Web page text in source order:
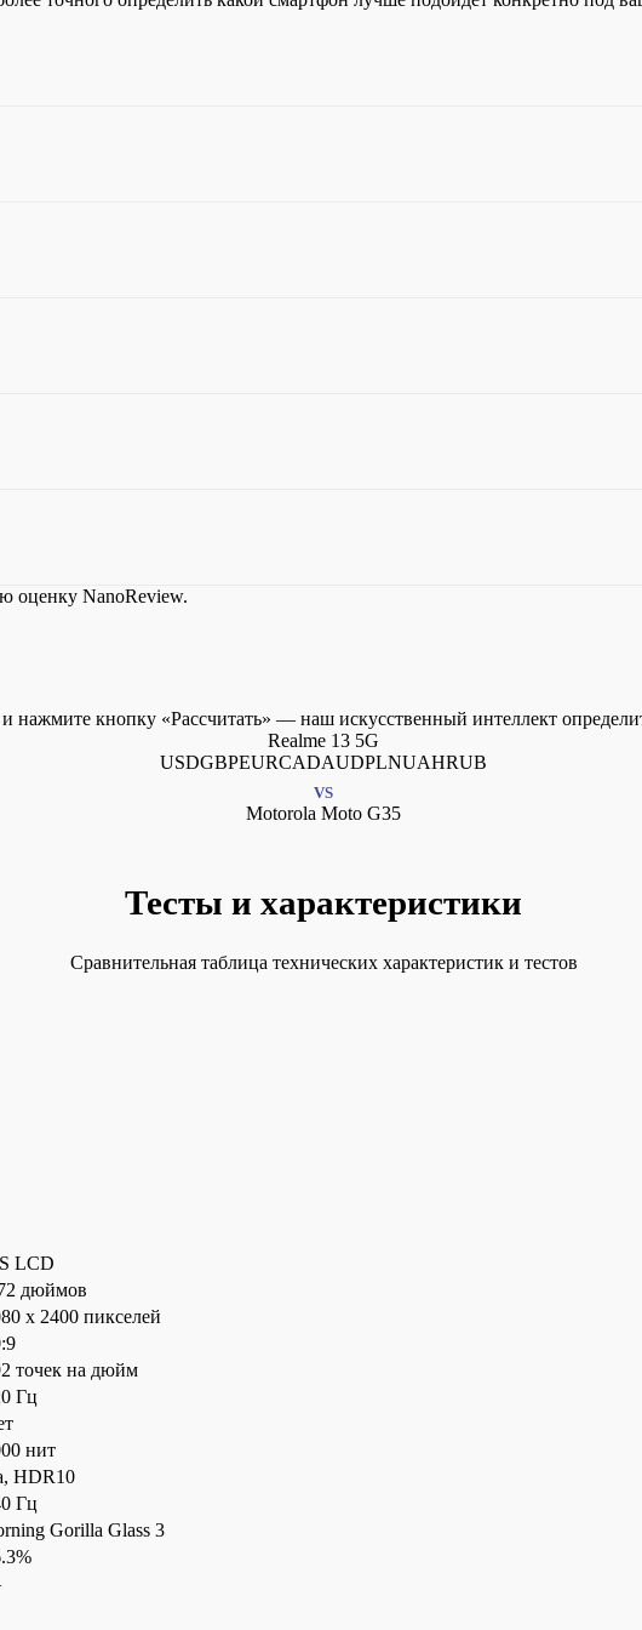
оценку NanoReview.
нажмите кнопку «Рассчитать» — наш искусственный интеллект
Realme 13 5G
USDGBPEURCADAUDPLNUAHRUB
VS
Motorola Moto G35
Тесты и характеристики
Сравнительная таблица технических характеристик и тестов
LCD
дюймов
x 2400 пикселей
точек на дюйм
Гц
нит
HDR10
Гц
Gorilla Glass 3